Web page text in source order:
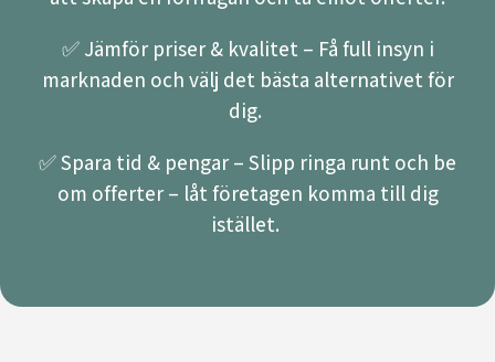
✅ Jämför priser & kvalitet – Få full insyn i
marknaden och välj det bästa alternativet för
dig.
✅ Spara tid & pengar – Slipp ringa runt och be
om offerter – låt företagen komma till dig
istället.